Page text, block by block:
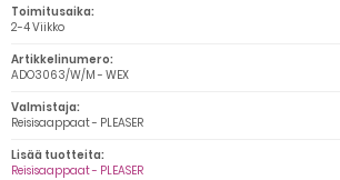
Toimitusaika:
2-4 Viikko
Artikkelinumero:
ADO3063/W/M - WEX
Valmistaja:
Reisisaappaat - PLEASER
Lisää tuotteita:
Reisisaappaat - PLEASER